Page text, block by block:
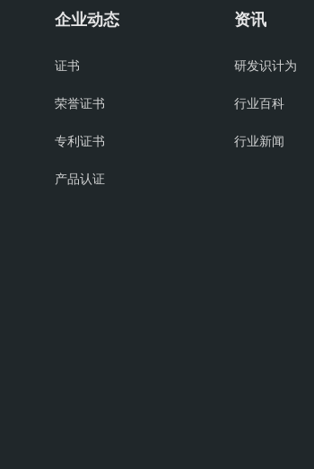
企业动态
证书
荣誉证书
专利证书
产品认证
资讯
研发识计为
行业百科
行业新闻